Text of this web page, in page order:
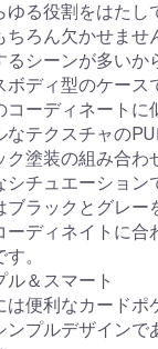
ゆる役割をはたし
ちろん欠かせませ
るシーンが多いか
ボディ型のケース
コーディネートに
なテクスチャの
ク塗装の組み合わ
シチュエーション
ブラックとグレー
ーディネイトに合
。
ル＆スマート
は便利なカードポ
ンプルデザインで